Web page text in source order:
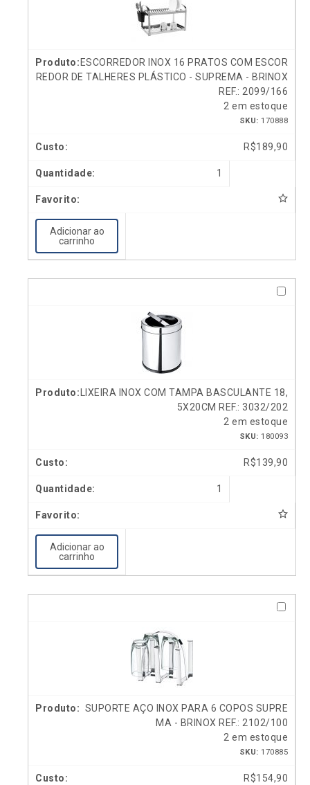
ESCORREDOR INOX 16 PRATOS COM ESCOR
REDOR DE TALHERES PLÁSTICO - SUPREMA - BRINOX
REF.: 2099/166
2 em estoque
SKU: 170888
R$189,90
1
Adicionar ao
carrinho
LIXEIRA INOX COM TAMPA BASCULANTE 18,
5X20CM REF.: 3032/202
2 em estoque
SKU: 180093
R$139,90
1
Adicionar ao
carrinho
SUPORTE AÇO INOX PARA 6 COPOS SUPRE
MA - BRINOX REF.: 2102/100
2 em estoque
SKU: 170885
R$154,90